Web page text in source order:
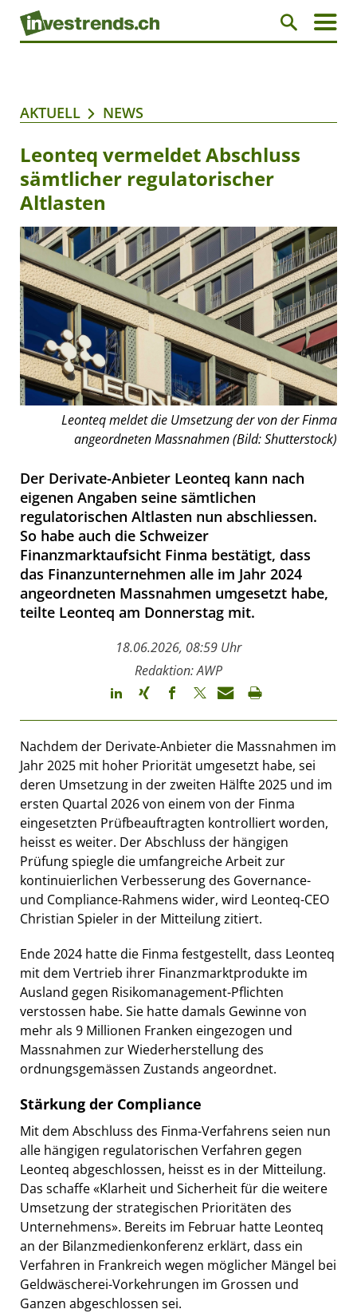
AKTUELL NEWS
Leonteq vermeldet Abschluss
sämtlicher regulatorischer
Altlasten
Leonteq meldet die Umsetzung der von der Finma
angeordneten Massnahmen (Bild: Shutterstock)
Der Derivate-Anbieter Leonteq kann nach
eigenen Angaben seine sämtlichen
regulatorischen Altlasten nun abschliessen.
So habe auch die Schweizer
Finanzmarktaufsicht Finma bestätigt, dass
das Finanzunternehmen alle im Jahr 2024
angeordneten Massnahmen umgesetzt habe,
teilte Leonteq am Donnerstag mit.
18.06.2026, 08:59 Uhr
Redaktion: AWP
Nachdem der Derivate-Anbieter die Massnahmen im
Jahr 2025 mit hoher Priorität umgesetzt habe, sei
deren Umsetzung in der zweiten Hälfte 2025 und im
ersten Quartal 2026 von einem von der Finma
eingesetzten Prüfbeauftragten kontrolliert worden,
heisst es weiter. Der Abschluss der hängigen
Prüfung spiegle die umfangreiche Arbeit zur
kontinuierlichen Verbesserung des Governance-
und Compliance-Rahmens wider, wird Leonteq-CEO
Christian Spieler in der Mitteilung zitiert.
Ende 2024 hatte die Finma festgestellt, dass Leonteq
mit dem Vertrieb ihrer Finanzmarktprodukte im
Ausland gegen Risikomanagement-Pflichten
verstossen habe. Sie hatte damals Gewinne von
mehr als 9 Millionen Franken eingezogen und
Massnahmen zur Wiederherstellung des
ordnungsgemässen Zustands angeordnet.
Stärkung der Compliance
Mit dem Abschluss des Finma-Verfahrens seien nun
alle hängigen regulatorischen Verfahren gegen
Leonteq abgeschlossen, heisst es in der Mitteilung.
Das schaffe «Klarheit und Sicherheit für die weitere
Umsetzung der strategischen Prioritäten des
Unternehmens». Bereits im Februar hatte Leonteq
an der Bilanzmedienkonferenz erklärt, dass ein
Verfahren in Frankreich wegen möglicher Mängel bei
Geldwäscherei-Vorkehrungen im Grossen und
Ganzen abgeschlossen sei.